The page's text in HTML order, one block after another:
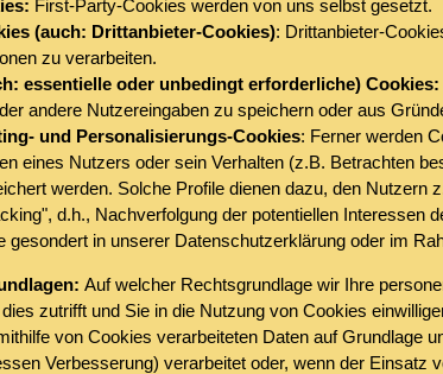
First-Party-Cookies werden von uns selbst gesetzt.
(auch: Drittanbieter-Cookies): Drittanbieter-
zu verarbeiten.
essentielle oder unbedingt erforderliche) Cookies:
andere Nutzereingaben zu speichern oder aus
und Personalisierungs-Cookies: Ferner werden
eines Nutzers oder sein Verhalten (z.B. Betrachten
werden. Solche Profile dienen dazu, den
d.h., Nachverfolgung der potentiellen Interessen
gesondert in unserer Datenschutzerklärung oder im
Auf welcher Rechtsgrundlage wir Ihre
zutrifft und Sie in die Nutzung von Cookies
von Cookies verarbeiteten Daten auf Grundlage
Verbesserung) verarbeitet oder, wenn der